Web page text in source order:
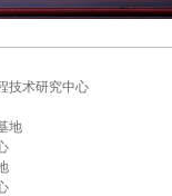
技术研究中心
地